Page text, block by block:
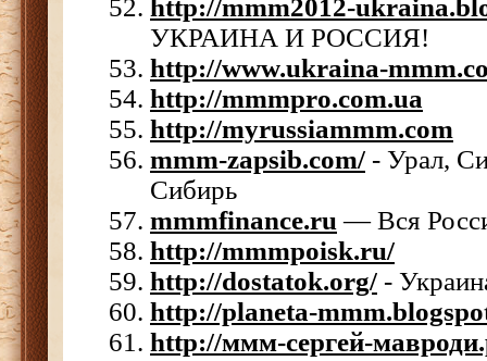
http://mmm2012-
УКРАИНА И РОССИЯ!
http://www.ukraina-
http://mmmpro.com.ua
http://myrussiammm.com
mmm-zapsib.com/ - Урал,
Сибирь
mmmfinance.ru — Вся
http://mmmpoisk.ru/
http://dostatok.org/ -
http://planeta-
http://ммм-сергей-